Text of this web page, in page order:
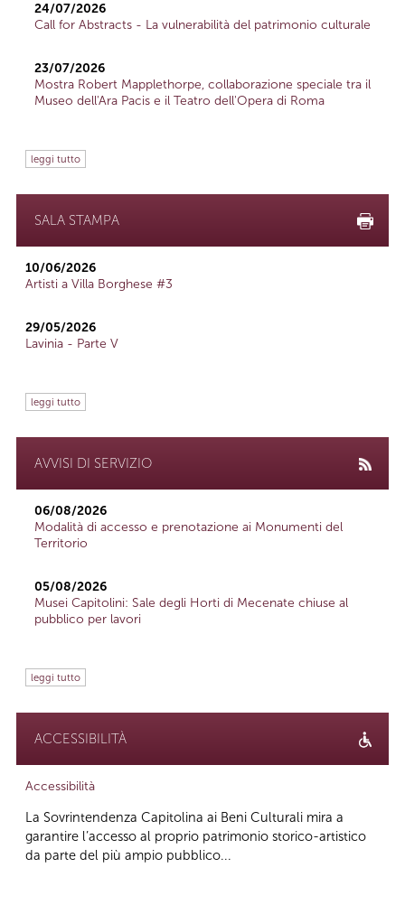
24/07/2026
Call for Abstracts - La vulnerabilità del patrimonio culturale
23/07/2026
Mostra Robert Mapplethorpe, collaborazione speciale tra il
Museo dell'Ara Pacis e il Teatro dell'Opera di Roma
leggi tutto
SALA STAMPA
10/06/2026
Artisti a Villa Borghese #3
29/05/2026
Lavinia - Parte V
leggi tutto
AVVISI DI SERVIZIO
06/08/2026
Modalità di accesso e prenotazione ai Monumenti del
Territorio
05/08/2026
Musei Capitolini: Sale degli Horti di Mecenate chiuse al
pubblico per lavori
leggi tutto
ACCESSIBILITÀ
Accessibilità
La Sovrintendenza Capitolina ai Beni Culturali mira a
garantire l’accesso al proprio patrimonio storico-artistico
da parte del più ampio pubblico...